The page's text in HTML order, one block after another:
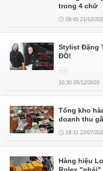
trong 4 chữ
09:45 21/12/
Stylist Đặng
ĐỒ!
10:30 05/12/2020
Tổng kho
doanh thu
18:31 22/07/
Hàng hiệu